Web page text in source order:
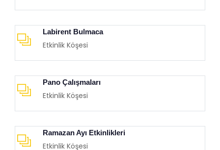
Labirent Bulmaca
Etkinlik Köşesi
Pano Çalışmaları
Etkinlik Köşesi
Ramazan Ayı Etkinlikleri
Etkinlik Köşesi